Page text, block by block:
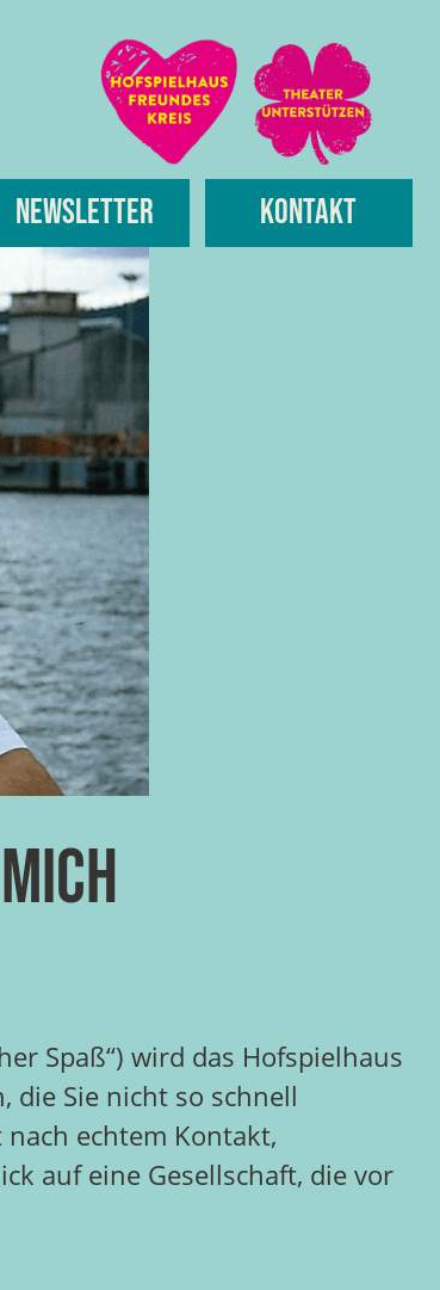
Newsletter Kontakt
Spaß“) wird das Hofspielhaus
die Sie nicht so schnell
echtem Kontakt,
auf eine Gesellschaft, die vor